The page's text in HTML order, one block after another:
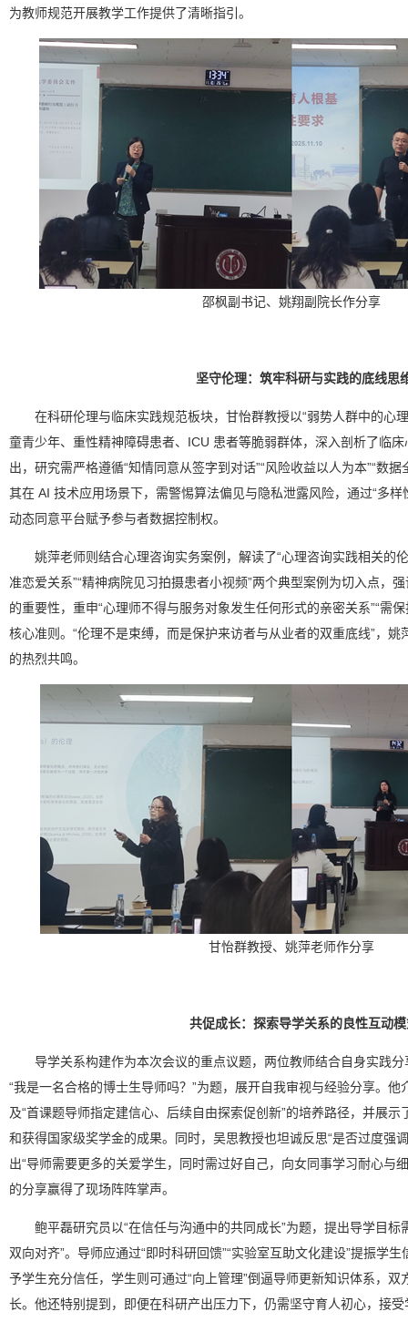
为教师规范开展教学工作提供了清晰指引。
邵枫副书记、姚翔副院长作分享
坚守伦理：筑牢科研与实践的底线思
在科研伦理与临床实践规范板块，甘怡群教授以“弱势人群中的心
童青少年、重性精神障碍患者、ICU 患者等脆弱群体，深入剖析了临
出，研究需严格遵循“知情同意从签字到对话”“风险收益以人为本”“数
其在 AI 技术应用场景下，需警惕算法偏见与隐私泄露风险，通过“多样
动态同意平台赋予参与者数据控制权。
姚萍老师则结合心理咨询实务案例，解读了“心理咨询实践相关的
准恋爱关系”“精神病院见习拍摄患者小视频”两个典型案例为切入点，
的重要性，重申“心理师不得与服务对象发生任何形式的亲密关系”“需
核心准则。“伦理不是束缚，而是保护来访者与从业者的双重底线”，
的热烈共鸣。
甘怡群教授、姚萍老师作分享
共促成长：探索导学关系的良性互动
导学关系构建作为本次会议的重点议题，两位教师结合自身实践
“我是一名合格的博士生导师吗？”为题，展开自我审视与经验分享。
及“首课题导师指定建信心、后续自由探索促创新”的培养路径，并展
和获得国家级奖学金的成果。同时，吴思教授也坦诚反思“是否过度强
出“导师需要更多的关爱学生，同时需过好自己，向女同事学习耐心与
的分享赢得了现场阵阵掌声。
鲍平磊研究员以“在信任与沟通中的共同成长”为题，提出导学目标
双向对齐”。导师应通过“即时科研回馈”“实验室互助文化建设”提振学
予学生充分信任，学生则可通过“向上管理”倒逼导师更新知识体系，双
长。他还特别提到，即便在科研产出压力下，仍需坚守育人初心，接受